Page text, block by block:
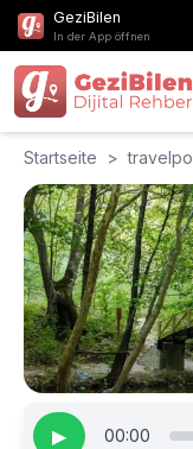
GeziBilen
In der App öffnen
Startseite >
▶ 00:00